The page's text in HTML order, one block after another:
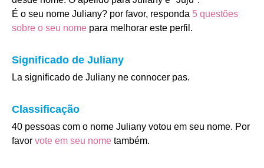
É o seu nome Juliany? por favor, responda 5 questões
sobre o seu nome para melhorar este perfil.
Significado de Juliany
La significado de Juliany ne connocer pas.
Classificação
40 pessoas com o nome Juliany votou em seu nome. Por
favor vote em seu nome também.